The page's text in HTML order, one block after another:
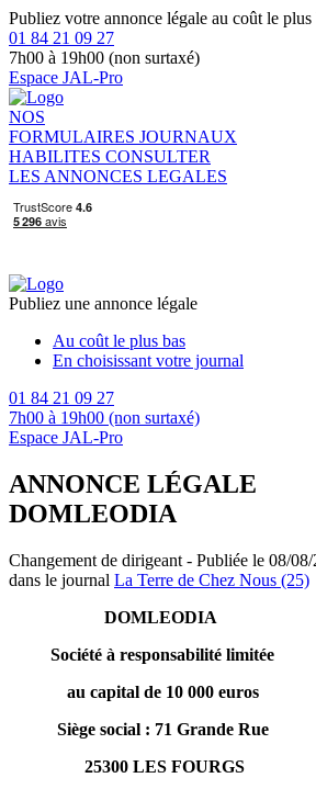
Publiez votre annonce légale au coût le plus
01 84 21 09 27
7h00 à 19h00 (non surtaxé)
Espace JAL-Pro
NOS
FORMULAIRES JOURNAUX
HABILITES CONSULTER
LES ANNONCES LEGALES
Publiez une annonce légale
Au coût le plus bas
En choisissant votre journal
01 84 21 09 27
7h00 à 19h00 (non surtaxé)
Espace JAL-Pro
ANNONCE LÉGALE
DOMLEODIA
Changement de dirigeant - Publiée le 08/
dans le journal La Terre de Chez Nous (25)
DOMLEODIA
Société à responsabilité limitée
au capital de 10 000 euros
Siège social : 71 Grande Rue
25300 LES FOURGS